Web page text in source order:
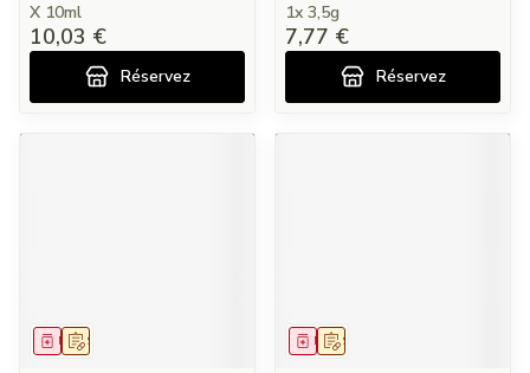
X 10ml
10,03 €
Réservez
1x 3,5g
7,77 €
Réservez
Sur prescription
Médicament Sur prescription
Médicament